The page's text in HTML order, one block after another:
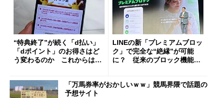
“特典終了”が続く「d払い」
「dポイント」のお得さはど
う変わるのか これからは
LINEの新「プレミアムブロッ
ク」で完全な“絶縁”が可能
に？ 従来のブロック機能と
「万馬券率がおかしいｗｗ」競馬界隈で話題の
予想サイト